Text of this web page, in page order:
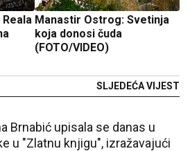
Manastir Ostrog: Svetinja
koja donosi čuda
(FOTO/VIDEO)
SLJEDEĆA VIJEST
Brnabić upisala se danas u
u "Zlatnu knjigu", izražavajući